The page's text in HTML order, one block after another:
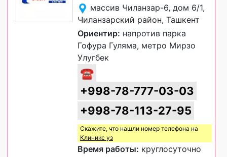
массив Чиланзар-6, дом 6/1,
Чиланзарский район, Ташкент
Ориентир: напротив парка
Гофура Гуляма, метро Мирзо
Улугбек
☎
+998-78-777-03-03
+998-78-113-27-95
Скажите, что нашли номер телефона на
Клиникс уз
Время работы: круглосуточно